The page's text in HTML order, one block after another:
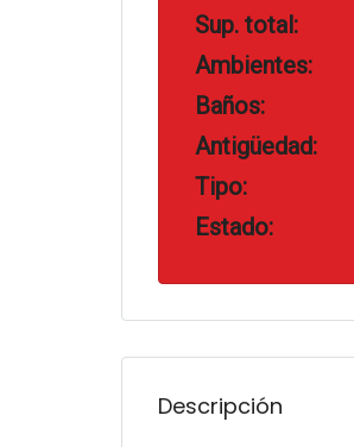
Sup. total:
Ambientes:
Baños:
Antigüedad:
Tipo:
Estado:
Descripción